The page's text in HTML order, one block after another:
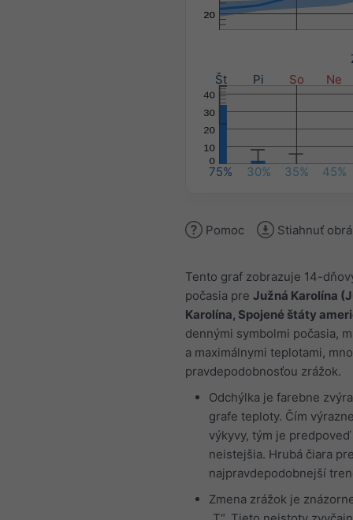
Št
Pi So Ne
75% 30% 35% 45%
Pomoc Stiahnuť
Tento graf zobrazuje 14-
počasia pre Južná Karolína
Karolína, Spojené štáty
dennými symbolmi počasia,
a maximálnymi teplotami,
pravdepodobnosťou zrážok.
Odchýlka je farebne
grafe teploty. Čím
výkyvy, tým je predpoveď
neistejšia. Hrubá čiara
najpravdepodobnejší
Zmena zrážok je